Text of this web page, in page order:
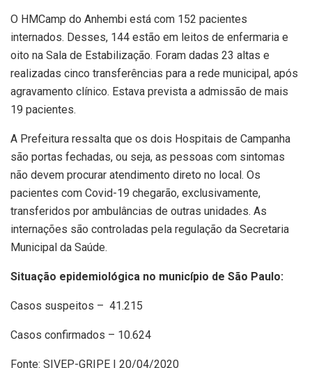
O HMCamp do Anhembi está com 152 pacientes
internados. Desses, 144 estão em leitos de enfermaria e
oito na Sala de Estabilização. Foram dadas 23 altas e
realizadas cinco transferências para a rede municipal, após
agravamento clínico. Estava prevista a admissão de mais
19 pacientes.
A Prefeitura ressalta que os dois Hospitais de Campanha
são portas fechadas, ou seja, as pessoas com sintomas
não devem procurar atendimento direto no local. Os
pacientes com Covid-19 chegarão, exclusivamente,
transferidos por ambulâncias de outras unidades. As
internações são controladas pela regulação da Secretaria
Municipal da Saúde.
Situação epidemiológica no município de São Paulo:
Casos suspeitos – 41.215
Casos confirmados – 10.624
Fonte: SIVEP-GRIPE | 20/04/2020